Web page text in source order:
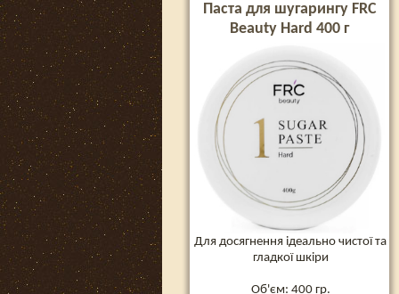
Паста для шугарингу FRC
Beauty Hard 400 г
Для досягнення ідеально чистої та
гладкої шкіри
Об'єм: 400 гр.